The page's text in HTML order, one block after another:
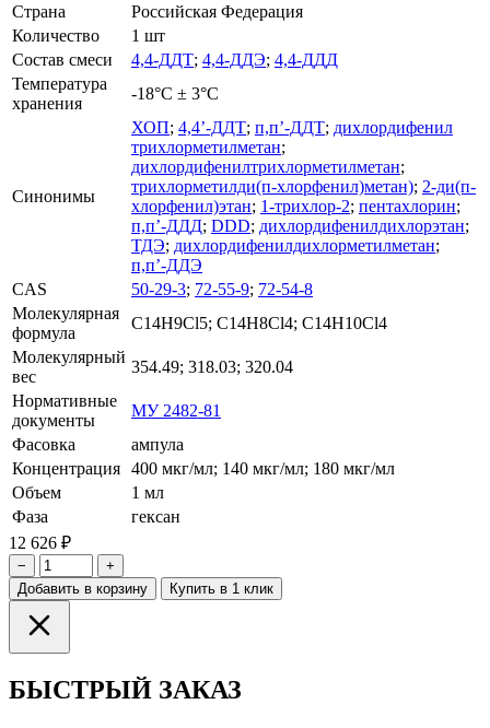
Страна
Российская Федерация
Количество
1 шт
Состав смеси
4,4-ДДТ; 4,4-ДДЭ; 4,4-ДДД
Температура
хранения
-18°С ± 3°С
Синонимы
ХОП; 4,4’-ДДТ; п,п’-ДДТ; дихлордифенил
трихлорметилметан;
дихлордифенилтрихлорметилметан;
трихлорметилди(п-хлорфенил)метан); 2-ди(п-
хлорфенил)этан; 1-трихлор-2; пентахлорин;
п,п’-ДДД; DDD; дихлордифенилдихлорэтан;
ТДЭ; дихлордифенилдихлорметилметан;
п,п’-ДДЭ
CAS
50-29-3; 72-55-9; 72-54-8
Молекулярная
формула
C14H9Cl5; C14H8Cl4; C14H10Cl4
Молекулярный
вес
354.49; 318.03; 320.04
Нормативные
документы
МУ 2482-81
Фасовка
ампула
Концентрация 400 мкг/мл; 140 мкг/мл; 180 мкг/мл
Объем
1 мл
Фаза
гексан
12 626 ₽
−
+
Добавить в корзину
Купить в 1 клик
БЫСТРЫЙ ЗАКАЗ